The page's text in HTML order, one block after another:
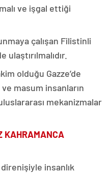
ve işgal ettiği
çalışan Filistinli
olduğu Gazze’de
masum insanların
mekanizmalar
KAHRAMANCA
insanlık